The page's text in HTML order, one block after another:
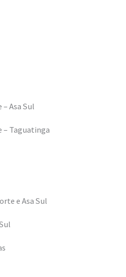
Asa Sul
– Taguatinga
e Asa Sul